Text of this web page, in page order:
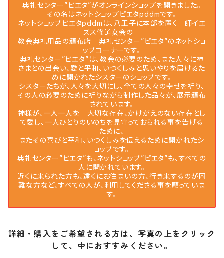
典礼センター”ピエタ”がオンラインショップを開きました。
その名はネットショップピエタpddmです。
ネットショップピエタpddmは、八王子に本部を置く 師イエ
ズス修道女会の
教会典礼用品の頒布店 典礼センター”ピエタ”のネットショ
ップコーナーです。
典礼センター”ピエタ”は、教会の必要のため、また人々に神
さまとの出会い、愛と平和、いつくしみと思いやりを届けるた
めに開かれたシスターのショップです。
シスターたちが、人々を大切にし、全ての人々の幸せを祈り、
その人の必要のために祈りながら制作した品々が、展示頒布
されています。
神様が、一人一人を 大切な存在、かけがえのない存在とし
て愛し、一人ひとりのいのちを見守っておられる事を告げる
ために、
またその喜びと平和、いつくしみを伝えるために開かれたシ
ョップです。
典礼センター”ピエタ”も、ネットショップ”ピエタ”も、すべての
人に開かれています。
近くに来られた方も、遠くにお住まいの方、行き来するのが困
難な方など、すべての人が、利用してくださる事を願っていま
す。
詳細・購入をご希望される方は、写真の上をクリック
して、中におすすみください。